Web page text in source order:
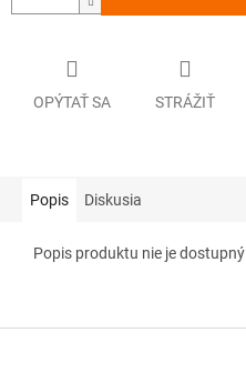
OPÝTAŤ SA STRÁŽIŤ
Popis Diskusia
Popis produktu nie je dostupný